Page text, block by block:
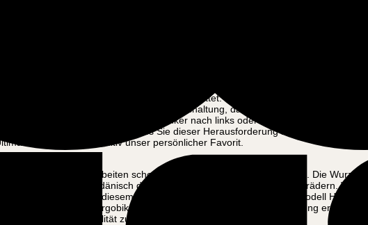
elektrisches Fahrrad im Modell Ultimate Harmony die richtige Wahl. Es kostet
gesorgt, dass dieses Spitzenmodell Ihre Erwartungen jederzeit erfüllen
lokalen Montagewerkstatt abgeholt, wo wir alle Teile überprüfen und
und wollen jetzt nur noch das Beste. Alle Fahrräder müssen gewartet
durch besonders widerstandsfähige Materialien ersetzt werden. So werden
3 Rädern pannensichere Reifen in guter Qualität von dem renommierten
einem elektrischen Bremssystem ausgestattet. Diese Details versetzen das
anderen guten Teile, wie die Shimano-Schaltung, das erstaunliche 250W-
haben, dass Sie sich mit dem Lenker nach links oder rechts bewegen. Viele
werden Sie feststellen, dass Sie dieser Herausforderung nicht mehr
Harmony ist definitiv unser persönlicher Favorit.
Zugegeben. Wir arbeiten schon seit vielen Jahren mit Fahrrädern. Die
Sie in unseren dänisch designten und dänischen Komplettfahrrädern. Wir
Cargobike zu diesem Preis halten. Das Elektro-Cargobike-Modell
bauen Ihr Elektro-Cargobike erst zusammen, wenn wir Ihre Bestellung erhalten
Ihnen die beste Qualität zu garantieren.